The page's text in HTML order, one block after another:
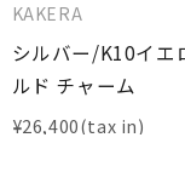
KAKERA
シルバー/K10イエ
ルド チャーム
¥26,400